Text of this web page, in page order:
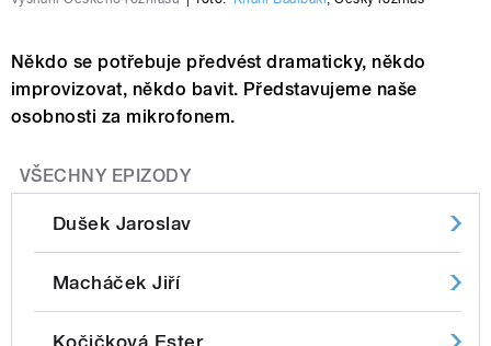
Někdo se potřebuje předvést dramaticky, někdo
improvizovat, někdo bavit. Představujeme naše
osobnosti za mikrofonem.
VŠECHNY EPIZODY
Dušek Jaroslav
Macháček Jiří
Kočičková Ester